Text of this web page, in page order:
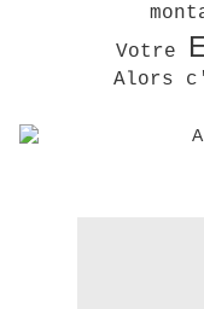
Votre
Alors